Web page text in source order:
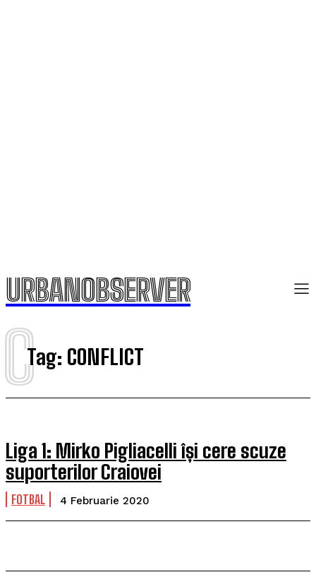
URBANOBSERVER
Tag: CONFLICT
C
Liga 1: Mirko Pigliacelli își cere scuze
suporterilor Craiovei
FOTBAL 4 Februarie 2020